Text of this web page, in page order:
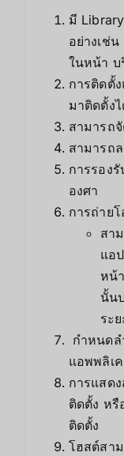
มี
อย่างเช่
ในหน้า บ
การติดตั้
มาติดตั้ง
สามารถ
สามารถ
การรอง
องศา
การถ่าย
สา
แอ
หน้
นั้น
ระ
กำหนดล
แอพพลิเ
การแสด
ติดตั้ง หรื
ติดตั้ง
โฮสต์สา